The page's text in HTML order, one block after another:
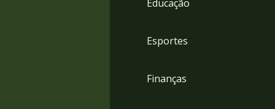
Educação
Esportes
Finanças